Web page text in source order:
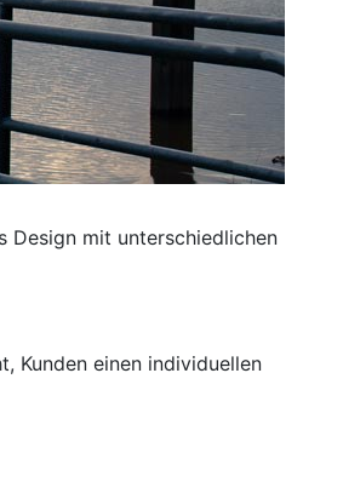
Design mit unterschiedlichen
Kunden einen individuellen